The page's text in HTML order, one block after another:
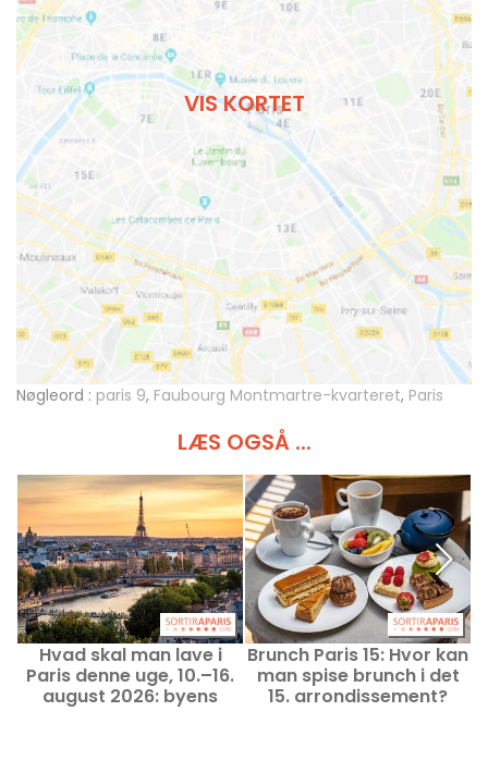
VIS KORTET
Nøgleord : paris 9, Faubourg Montmartre-kvarteret, Paris
LÆS OGSÅ ...
Hvad skal man lave i
Paris denne uge, 10.–16.
august 2026: byens
Brunch Paris 15: Hvor kan
man spise brunch i det
15. arrondissement?